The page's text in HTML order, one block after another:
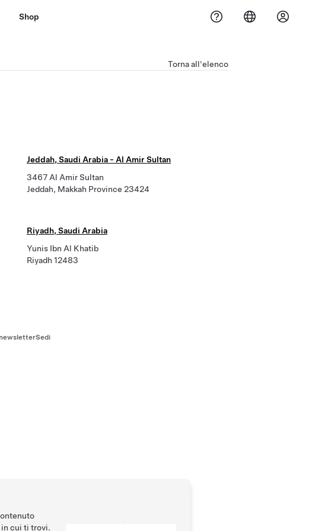
Shop
Torna all'elenco
Jeddah, Saudi Arabia - Al Amir Sultan
3467 Al Amir Sultan
Jeddah, Makkah Province 23424
Riyadh, Saudi Arabia
Yunis Ibn Al Khatib
Riyadh 12483
Sedi
cui ti trovi.